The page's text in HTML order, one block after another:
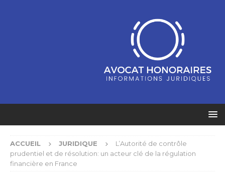
ACCUEIL JURIDIQUE
L’Autorité de contrôle
prudentiel et de résolution: un acteur clé de la régulation
financière en France